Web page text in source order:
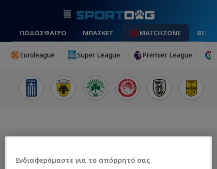
ΠΟΔΟΣΦΑΙΡΟ ΜΠΑΣΚΕΤ MATCHZONE
Euroleague Super League Premier League
Ενδιαφερόμαστε για το απόρρητό σας